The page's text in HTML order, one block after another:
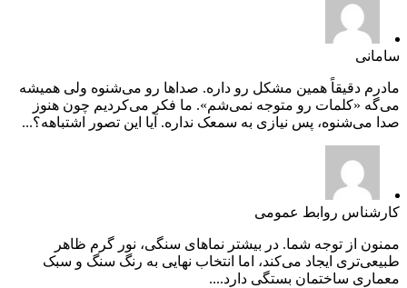
سامانی
مادرم دقیقاً همین مشکل رو داره. صداها رو می‌شنوه ولی همیشه
می‌گه «کلمات رو متوجه نمی‌شم». ما فکر می‌کردیم چون هنوز
صدا می‌شنوه، پس نیازی به سمعک نداره. آیا این تصور اشتباهه؟...
کارشناس روابط عمومی
ممنون از توجه شما. در بیشتر نماهای سنگی، نور گرم ظاهر
طبیعی‌تری ایجاد می‌کند، اما انتخاب نهایی به رنگ سنگ و سبک
معماری ساختمان بستگی دارد....